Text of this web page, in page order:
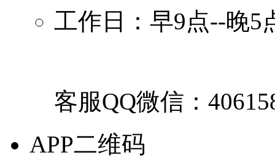
工作日：早9点--晚5
客服QQ微信：
APP二维码